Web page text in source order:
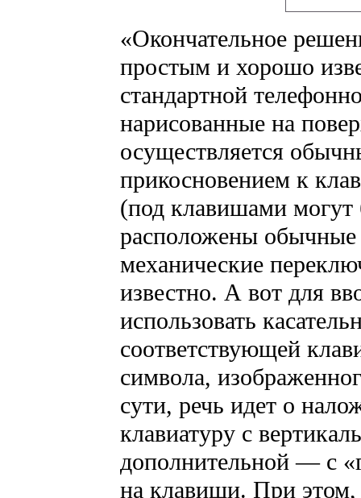
«Окончательное
простым и хорошо
стандартной
нарисованные на
осуществляется
прикосновением к
(под клавишами могут
расположены
механические
известно. А вот для
использовать
соответствующей
символа,
сути, речь идет о
клавиатуру с
дополнительной — с
на клавиши. При этом,